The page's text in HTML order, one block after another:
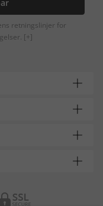
retningslinjer for
[+]